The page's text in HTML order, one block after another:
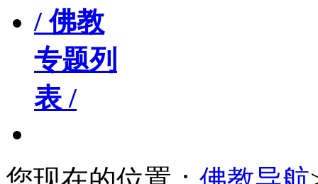
/ 佛教
专题列
表 /